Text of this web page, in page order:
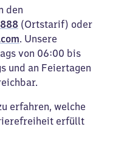
den
(Ortstarif) oder
. Unsere
von 06:00 bis
und an Feiertagen
erfahren, welche
erfüllt